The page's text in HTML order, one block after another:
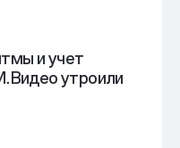
и учет
утроили